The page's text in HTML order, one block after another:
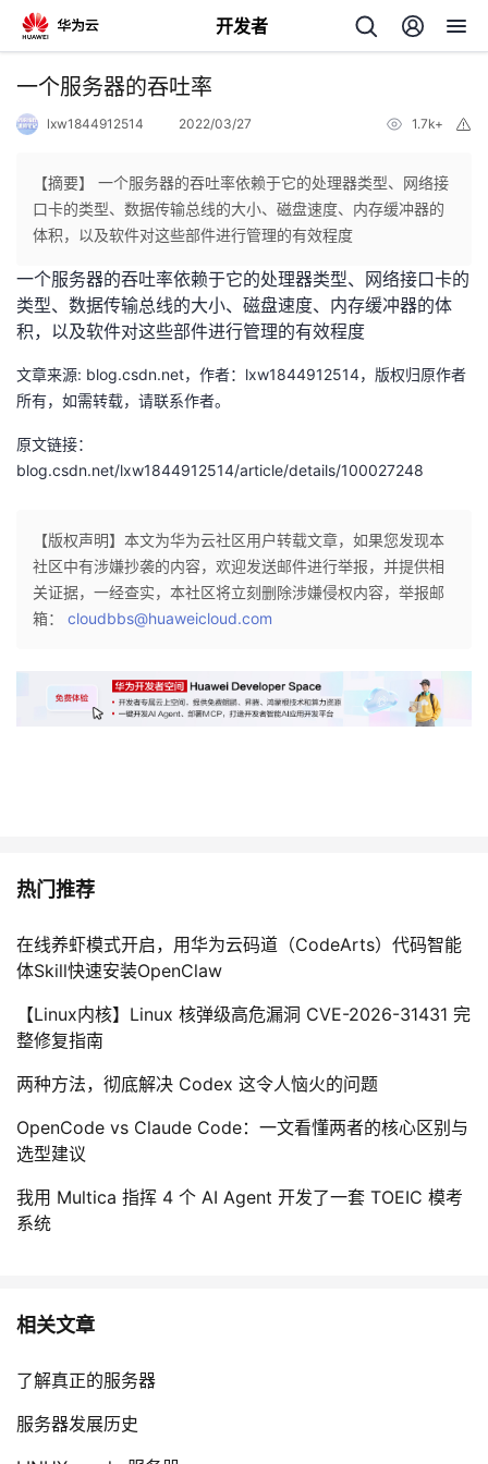
开发者
返
人
主
我
的
发
我
的
我
播
活
动
的
关
我
的
开
发
学
堂
的
课
程
我
的
认
我
的
我
我
Programs
的
持
我
技
术
支
的
云
声
一个服务器的吞吐率
lxw1844912514 2022/03/27 1.7k+
【摘要】 一个服务器的吞吐率依赖于它的处理器类型、网络接
口卡的类型、数据传输总线的大小、磁盘速度、内存缓冲器的
体积，以及软件对这些部件进行管理的有效程度
一个服务器的吞吐率依赖于它的处理器类型、网络接口卡的
类型、数据传输总线的大小、磁盘速度、内存缓冲器的体
积，以及软件对这些部件进行管理的有效程度
文章来源: blog.csdn.net，作者：lxw1844912514，版权归原作者
所有，如需转载，请联系作者。
原文链接：
blog.csdn.net/lxw1844912514/article/details/100027248
【版权声明】本文为华为云社区用户转载文章，如果您发现本
社区中有涉嫌抄袭的内容，欢迎发送邮件进行举报，并提供相
关证据，一经查实，本社区将立刻删除涉嫌侵权内容，举报邮
箱： cloudbbs@huaweicloud.com
热门推荐
在线养虾模式开启，用华为云码道（CodeArts）代码智能
体Skill快速安装OpenClaw
【Linux内核】Linux 核弹级高危漏洞 CVE-2026-31431 完
整修复指南
两种方法，彻底解决 Codex 这令人恼火的问题
OpenCode vs Claude Code：一文看懂两者的核心区别与
选型建议
我用 Multica 指挥 4 个 AI Agent 开发了一套 TOEIC 模考
系统
相关文章
了解真正的服务器
服务器发展历史